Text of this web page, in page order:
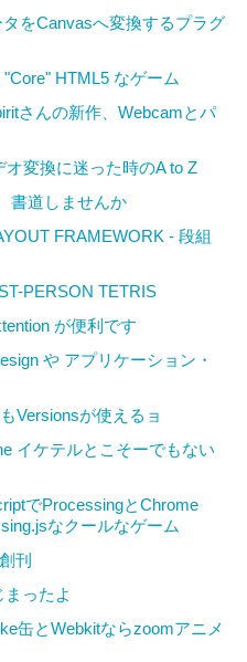
をCanvasへ変換するプラグ
HTML5 なゲーム
さんの新作、Webcamとパ
オ変換に迷った時のA to Z
書道しませんか
FRAMEWORK - 段組
PERSON TETRIS
が便利です
や アプリケーション・
Versionsが使えるョ
イケテルとこそーでもない
でProcessingとChrome
なクールなゲーム
刊
ったよ
缶とWebkitならzoomアニメ